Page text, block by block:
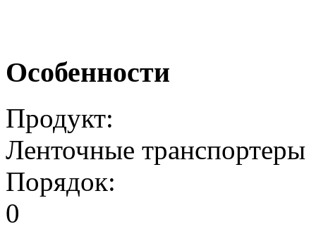
Особенности
Продукт:
Ленточные транспортеры
Порядок:
0